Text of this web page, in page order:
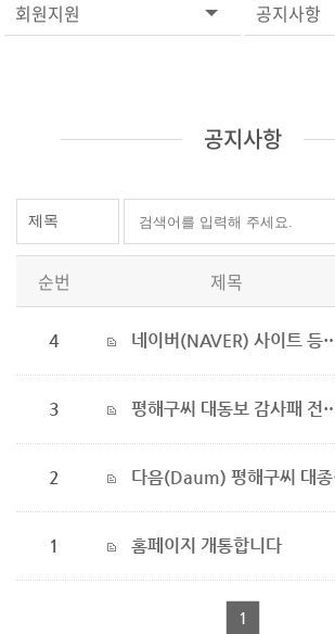
회원지원 공지사항
공지사항
순번 제목
4 네이버(NAVER) 사이트 등록완료
3 평해구씨 대동보 감사패 전달식
2 다음(Daum) 평해구씨 대종회 홈페이지 등록 완료
1 홈페이지 개통합니다
1